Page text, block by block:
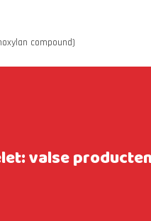
compound)
valse